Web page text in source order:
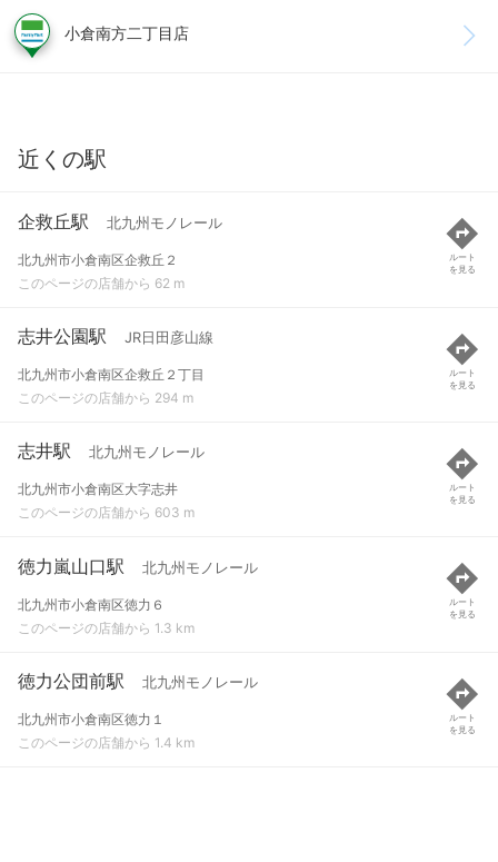
小倉南方二丁目店
近くの駅
企救丘駅 北九州モノレール
北九州市小倉南区企救丘２
このページの店舗から 62 m
ルート
を見る
志井公園駅 JR日田彦山線
北九州市小倉南区企救丘２丁目
このページの店舗から 294 m
ルート
を見る
志井駅 北九州モノレール
北九州市小倉南区大字志井
このページの店舗から 603 m
ルート
を見る
徳力嵐山口駅 北九州モノレール
北九州市小倉南区徳力６
このページの店舗から 1.3 km
ルート
を見る
徳力公団前駅 北九州モノレール
北九州市小倉南区徳力１
このページの店舗から 1.4 km
ルート
を見る